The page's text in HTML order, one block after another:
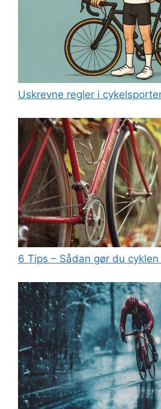
Uskrevne regler i
6 Tips – Sådan gør du